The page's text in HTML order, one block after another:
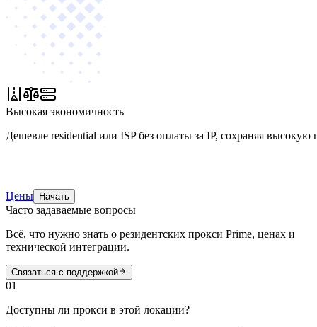
Высокая экономичность
Дешевле residential или ISP без оплаты за IP, сохраняя высокую
Цены Начать
Часто задаваемые вопросы
Всё, что нужно знать о резидентских прокси Prime, ценах и
технической интеграции.
Связаться с поддержкой
01
Доступны ли прокси в этой локации?